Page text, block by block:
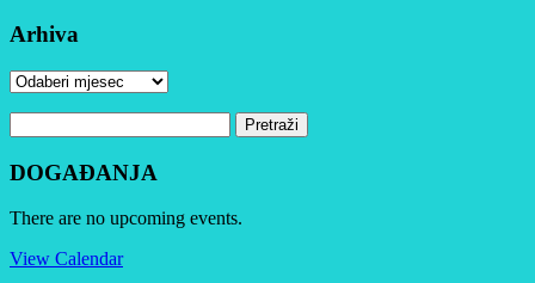
Arhiva
Arhiva
DOGAĐANJA
There are no upcoming events.
View Calendar